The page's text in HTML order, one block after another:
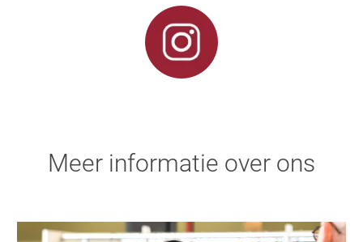
Meer informatie over ons